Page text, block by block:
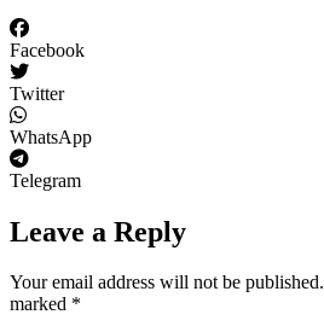
Facebook
Twitter
WhatsApp
Telegram
Leave a Reply
Your email address will not be published.
marked *